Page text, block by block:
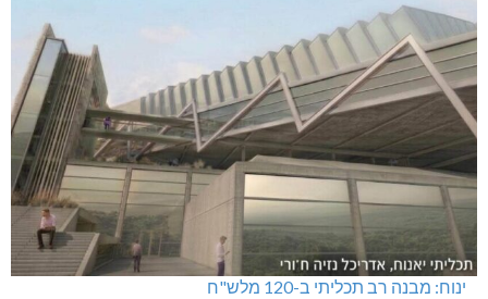
ינוח: מבנה רב תכליתי ב-120 מלש"ח